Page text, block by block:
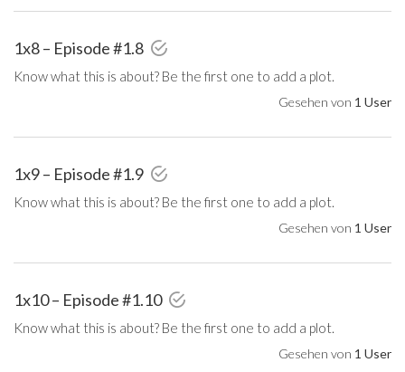
1x8 – Episode #1.8
Know what this is about? Be the first one to add a plot.
Gesehen von 1 User
1x9 – Episode #1.9
Know what this is about? Be the first one to add a plot.
Gesehen von 1 User
1x10 – Episode #1.10
Know what this is about? Be the first one to add a plot.
Gesehen von 1 User